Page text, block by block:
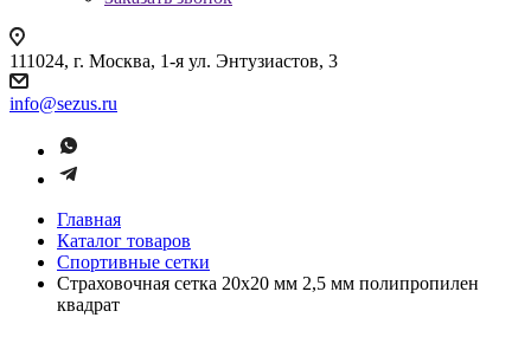
111024, г. Москва, 1-я ул. Энтузиастов, 3
info@sezus.ru
Главная
Каталог товаров
Спортивные сетки
Страховочная сетка 20х20 мм 2,5 мм полипропилен
квадрат